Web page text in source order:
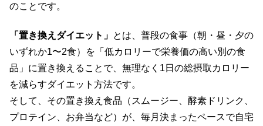
のことです。
「置き換えダイエット」 とは、普段の食事（朝・昼・夕の
いずれか1〜2食）を「低カロリーで栄養価の高い別の食
品」に置き換えることで、無理なく1日の総摂取カロリー
を減らすダイエット方法です。
そして、その置き換え食品（スムージー、酵素ドリンク、
プロテイン、お弁当など）が、毎月決まったペースで自宅